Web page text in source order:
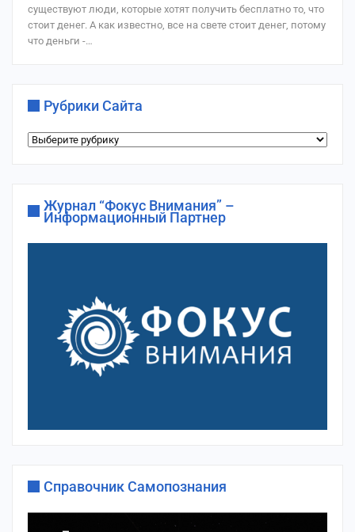
существуют люди, которые хотят получить бесплатно то, что
стоит денег. А как известно, все на свете стоит денег, потому
что деньги -…
Рубрики Сайта
Рубрики
Журнал “Фокус Внимания” –
Информационный Партнер
Справочник Самопознания